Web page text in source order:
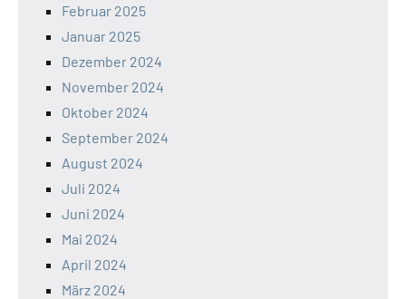
Februar 2025
Januar 2025
Dezember 2024
November 2024
Oktober 2024
September 2024
August 2024
Juli 2024
Juni 2024
Mai 2024
April 2024
März 2024